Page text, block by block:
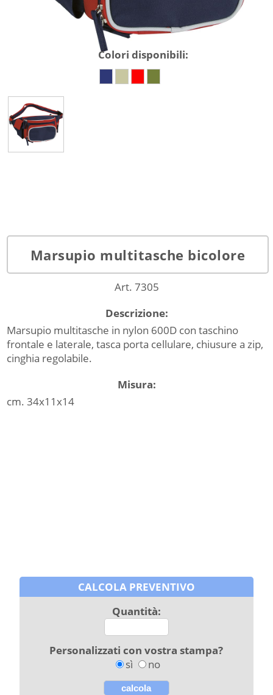
Marsupio multitasche bicolore
Art. 7305
Descrizione:
Marsupio multitasche in nylon 600D con taschino
frontale e laterale, tasca porta cellulare, chiusure a zip,
cinghia regolabile.
Colori disponibili:
Misura:
cm. 34x11x14
CALCOLA PREVENTIVO
Quantità:
Personalizzati con vostra stampa?
sì
no